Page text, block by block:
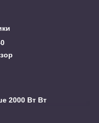
2000 Вт Вт